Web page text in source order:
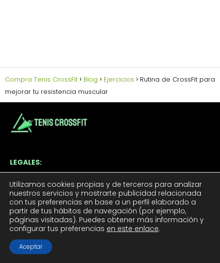
Compra Tenis CrossFit Blog Ejercicios
Rutina de CrossFit para
mejorar tu resistencia muscular
LEGALES:
Política de Cookies
Política de Privacidad
Contacto
TUS TENIS CROSSFIT:
Utilizamos cookies propias y de terceros para analizar
nuestros servicios y mostrarte publicidad relacionada
con tus preferencias en base a un perfil elaborado a
partir de tus hábitos de navegación (por ejemplo,
páginas visitadas). Puedes obtener más información y
configurar tus preferencias en este enlace.
Aceptar